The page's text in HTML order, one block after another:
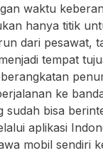
waktu
hanya titik
dari pesawat,
tempat
ke
sudah bisa
aplikasi
mobil sendiri